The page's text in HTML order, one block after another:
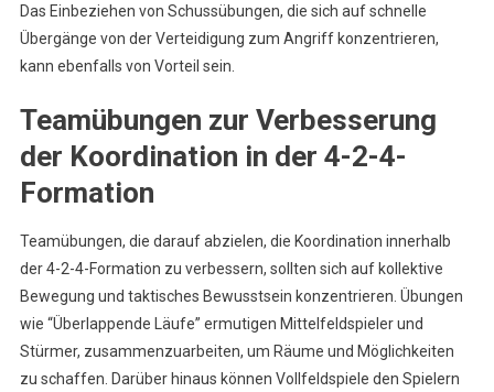
Das Einbeziehen von Schussübungen, die sich auf schnelle
Übergänge von der Verteidigung zum Angriff konzentrieren,
kann ebenfalls von Vorteil sein.
Teamübungen zur Verbesserung
der Koordination in der 4-2-4-
Formation
Teamübungen, die darauf abzielen, die Koordination innerhalb
der 4-2-4-Formation zu verbessern, sollten sich auf kollektive
Bewegung und taktisches Bewusstsein konzentrieren. Übungen
wie “Überlappende Läufe” ermutigen Mittelfeldspieler und
Stürmer, zusammenzuarbeiten, um Räume und Möglichkeiten
zu schaffen. Darüber hinaus können Vollfeldspiele den Spielern